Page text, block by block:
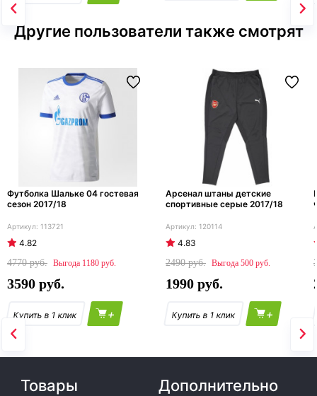
Другие пользователи также смотрят
Футболка Шальке 04 гостевая
сезон 2017/18
113721
4.82
4770
1180
3590
+
Арсенал штаны детские
спортивные серые 2017/18
120114
4.83
2490
500
1990
+
Товары Дополнительно